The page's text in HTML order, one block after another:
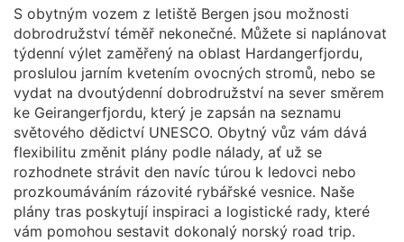
S obytným vozem z letiště Bergen jsou možnosti
dobrodružství téměř nekonečné. Můžete si naplánovat
týdenní výlet zaměřený na oblast Hardangerfjordu,
proslulou jarním kvetením ovocných stromů, nebo se
vydat na dvoutýdenní dobrodružství na sever směrem
ke Geirangerfjordu, který je zapsán na seznamu
světového dědictví UNESCO. Obytný vůz vám dává
flexibilitu změnit plány podle nálady, ať už se
rozhodnete strávit den navíc túrou k ledovci nebo
prozkoumáváním rázovité rybářské vesnice. Naše
plány tras poskytují inspiraci a logistické rady, které
vám pomohou sestavit dokonalý norský road trip.